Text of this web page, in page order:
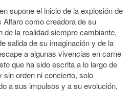
supone el inicio de la explosión de
Alfaro como creadora de su
de la realidad siempre cambiante,
salida de su imaginación y de la
a algunas vivencias en carne
que ha sido escrita a lo largo de
sin orden ni concierto, solo
a sus impulsos y a su evolución,